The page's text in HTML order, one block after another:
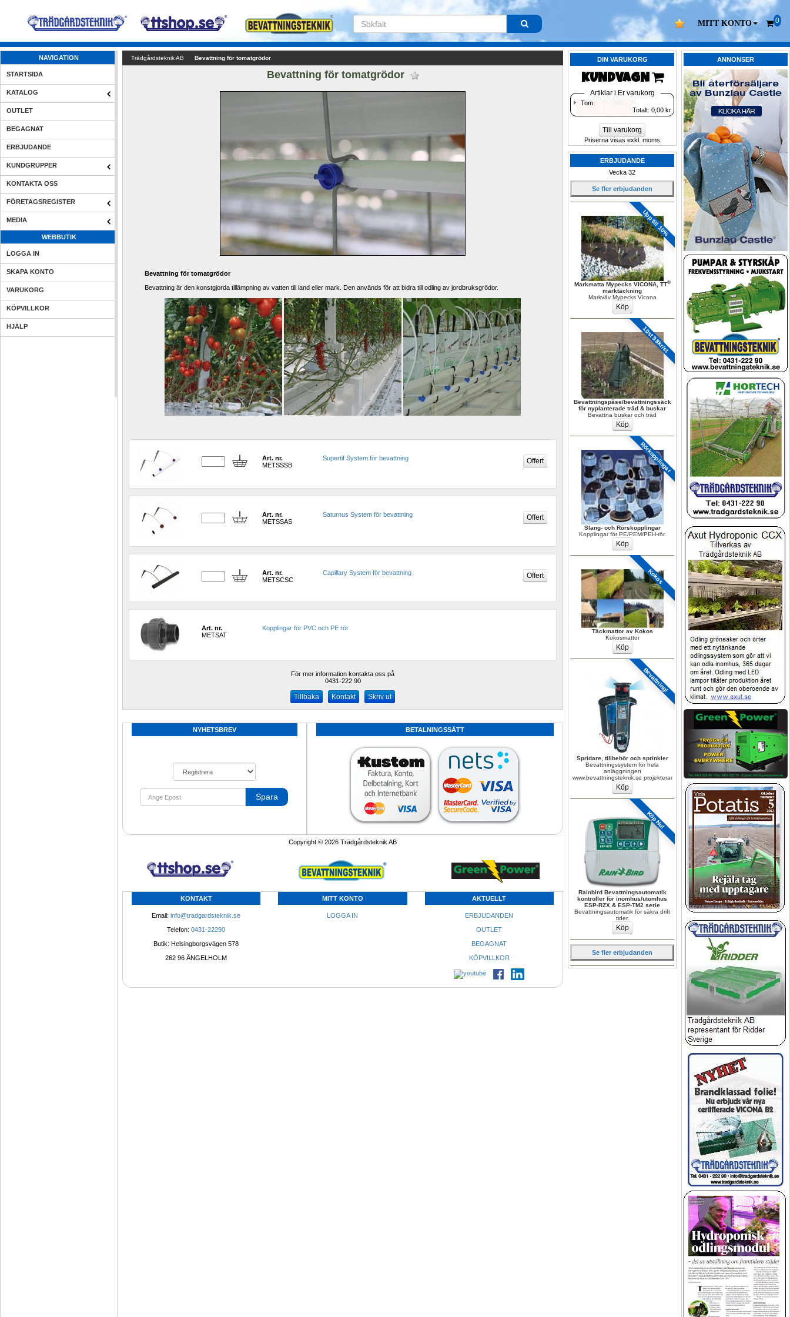
MITT KONTO 0
NAVIGATION
STARTSIDA
KATALOG
OUTLET
BEGAGNAT
ERBJUDANDE
KUNDGRUPPER
KONTAKTA OSS
FÖRETAGSREGISTER
MEDIA
WEBBUTIK
LOGGA IN
SKAPA KONTO
VARUKORG
KÖPVILLKOR
HJÄLP
ANNONSER
DIN VARUKORG
KUNDVAGN
Artiklar i Er varukorg
Tom
Totalt: 0,00 kr
Till varukorg
Priserna visas exkl. moms
ERBJUDANDE
Vecka 32
Se fler erbjudanden
Upp till 10%
Markmatta Mypecks VICONA, TT®
marktäckning
Markväv Mypecks Vicona
10st 98kr/st
Bevattningspåse/bevattningssäck
för nyplanterade träd & buskar
Bevattna buskar och träd
Rörkopplingar
Slang- och Rörskopplingar
Kopplingar för PE/PEM/PEH-rör.
Kokos
Täckmattor av Kokos
Kokosmattor
Bevattning!
Spridare, tillbehör och sprinkler
Bevattningssystem för hela
anläggningen
www.bevattningsteknik.se projekterar
Köp Nu!
Rainbird Bevattningsautomatik
kontroller för inomhus/utomhus
ESP-RZX & ESP-TM2 serie
Bevattningsautomatik för säkra drift
tider.
Se fler erbjudanden
Trädgårdsteknik AB Bevattning för tomatgrödor
Bevattning för tomatgrödor
Bevattning för tomatgrödor
Bevattning är den konstgjorda tillämpning av vatten till land eller mark. Den används för att bidra till odling av jordbruksgrödor.
Art. nr.
METSSSB
Supertif System för bevattning
Art. nr.
METSSAS
Saturnus System för bevattning
Art. nr.
METSCSC
Capillary System för bevattning
Art. nr.
METSAT
Kopplingar för PVC och PE rör
För mer information kontakta oss på
0431-222 90
Kontakt Skriv ut
NYHETSBREV
Spara
BETALNINGSSÄTT
Copyright © 2026 Trädgårdsteknik AB
KONTAKT
Email: info@tradgardsteknik.se
Telefon: 0431-22290
Butik: Helsingborgsvägen 578
262 96 ÄNGELHOLM
MITT KONTO
LOGGA IN
AKTUELLT
ERBJUDANDEN
OUTLET
BEGAGNAT
KÖPVILLKOR